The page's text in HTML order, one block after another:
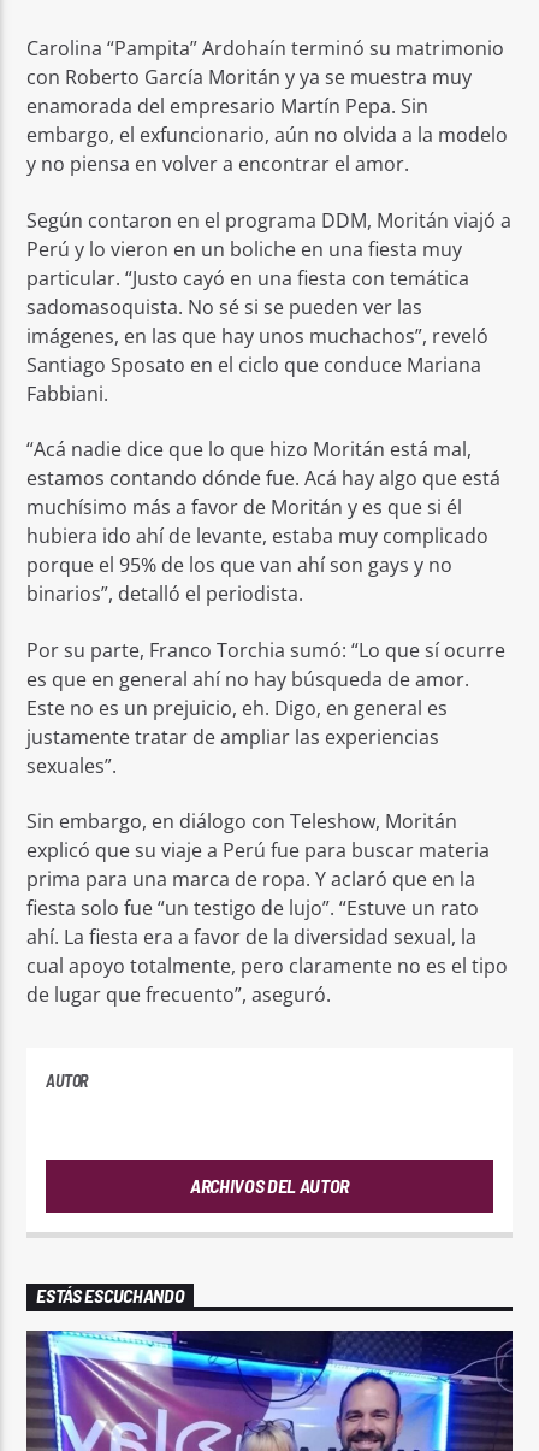
Carolina “Pampita” Ardohaín terminó su matrimonio
con Roberto García Moritán y ya se muestra muy
enamorada del empresario Martín Pepa. Sin
embargo, el exfuncionario, aún no olvida a la modelo
y no piensa en volver a encontrar el amor.
Según contaron en el programa DDM, Moritán viajó a
Perú y lo vieron en un boliche en una fiesta muy
particular. “Justo cayó en una fiesta con temática
sadomasoquista. No sé si se pueden ver las
imágenes, en las que hay unos muchachos”, reveló
Santiago Sposato en el ciclo que conduce Mariana
Fabbiani.
“Acá nadie dice que lo que hizo Moritán está mal,
estamos contando dónde fue. Acá hay algo que está
muchísimo más a favor de Moritán y es que si él
hubiera ido ahí de levante, estaba muy complicado
porque el 95% de los que van ahí son gays y no
binarios”, detalló el periodista.
Por su parte, Franco Torchia sumó: “Lo que sí ocurre
es que en general ahí no hay búsqueda de amor.
Este no es un prejuicio, eh. Digo, en general es
justamente tratar de ampliar las experiencias
sexuales”.
Sin embargo, en diálogo con Teleshow, Moritán
explicó que su viaje a Perú fue para buscar materia
prima para una marca de ropa. Y aclaró que en la
fiesta solo fue “un testigo de lujo”. “Estuve un rato
ahí. La fiesta era a favor de la diversidad sexual, la
cual apoyo totalmente, pero claramente no es el tipo
de lugar que frecuento”, aseguró.
AUTOR
ARCHIVOS DEL AUTOR
ESTÁS ESCUCHANDO